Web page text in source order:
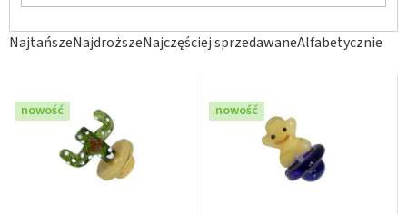
S
r
t
NajtańszeNajdroższeNajczęściej sprzedawaneAlfabetycznie
nowość nowość